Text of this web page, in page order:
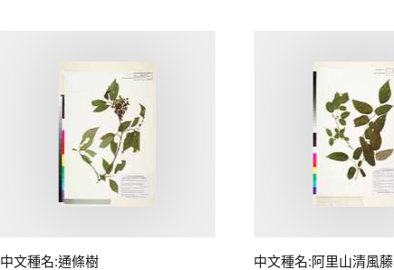
中文種名:通條樹 中文種名:阿里山清風藤